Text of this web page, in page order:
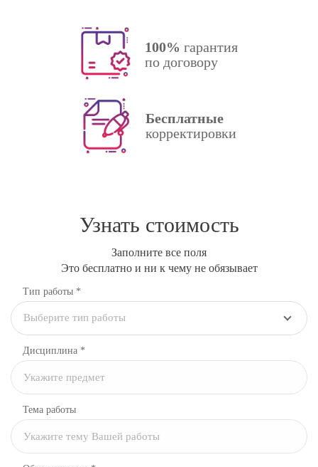
100% гарантия
по договору
Бесплатные
корректировки
Узнать стоимость
Заполните все поля
Это бесплатно и ни к чему не обязывает
Тип работы *
Выберите тип работы
Дисциплина *
Тема работы